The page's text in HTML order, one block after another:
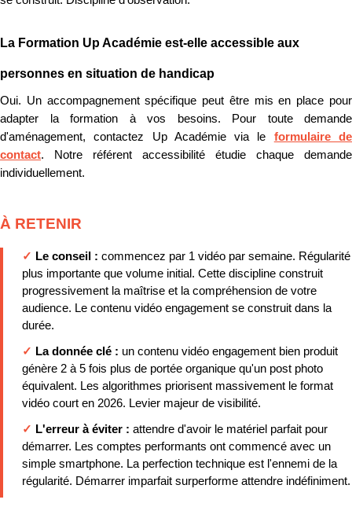
La Formation Up Académie est-elle accessible aux
personnes en situation de handicap
Oui. Un accompagnement spécifique peut être mis en place pour
adapter la formation à vos besoins. Pour toute demande
d'aménagement, contactez Up Académie via le formulaire de
contact. Notre référent accessibilité étudie chaque demande
individuellement.
À RETENIR
✓ Le conseil : commencez par 1 vidéo par semaine. Régularité
plus importante que volume initial. Cette discipline construit
progressivement la maîtrise et la compréhension de votre
audience. Le contenu vidéo engagement se construit dans la
durée.
✓ La donnée clé : un contenu vidéo engagement bien produit
génère 2 à 5 fois plus de portée organique qu'un post photo
équivalent. Les algorithmes priorisent massivement le format
vidéo court en 2026. Levier majeur de visibilité.
✓ L'erreur à éviter : attendre d'avoir le matériel parfait pour
démarrer. Les comptes performants ont commencé avec un
simple smartphone. La perfection technique est l'ennemi de la
régularité. Démarrer imparfait surperforme attendre indéfiniment.